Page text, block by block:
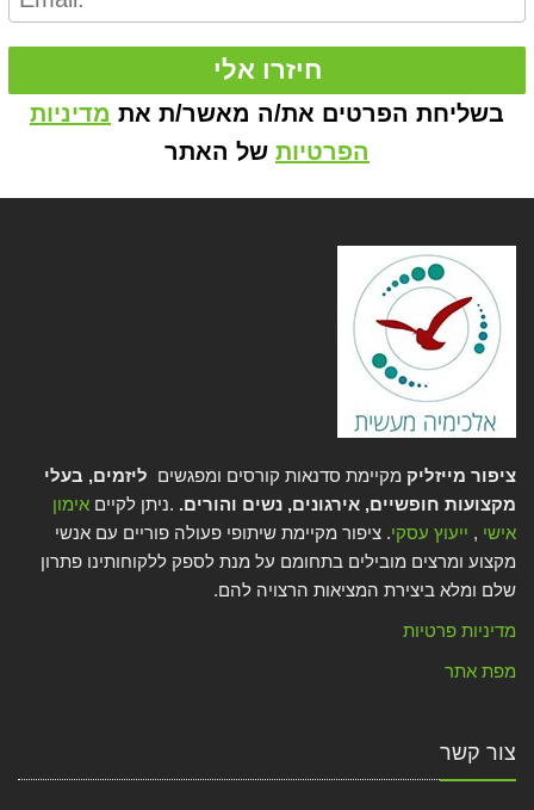
חיזרו אלי
בשליחת הפרטים את/ה מאשר/ת את מדיניות
הפרטיות של האתר
ציפור מייזליק מקיימת סדנאות קורסים ומפגשים ליזמים, בעלי
מקצועות חופשיים, אירגונים, נשים והורים. .ניתן לקיים אימון
אישי , ייעוץ עסקי. ציפור מקיימת שיתופי פעולה פוריים עם אנשי
מקצוע ומרצים מובילים בתחומם על מנת לספק ללקוחותינו פתרון
שלם ומלא ביצירת המציאות הרצויה להם.
מדיניות פרטיות
מפת אתר
צור קשר